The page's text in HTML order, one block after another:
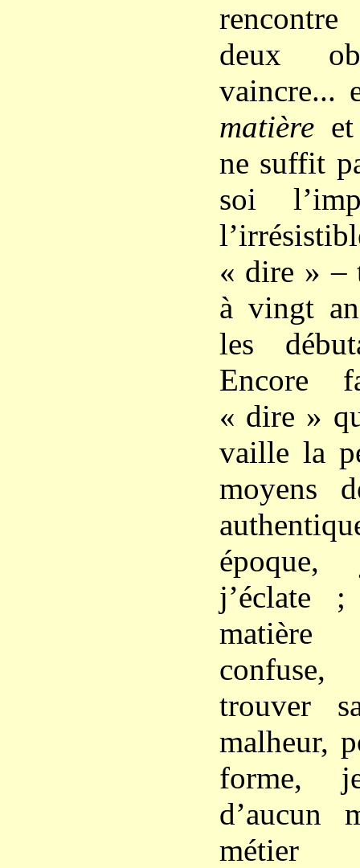
deux
vaincre...
matièreet
ne suffit
soi
« dire » –
à vingt
les
Encore
« dire »
vaille la
moyens
époque,
j’éclate
matière
trouver
malheur,
forme,
d’aucun
métier